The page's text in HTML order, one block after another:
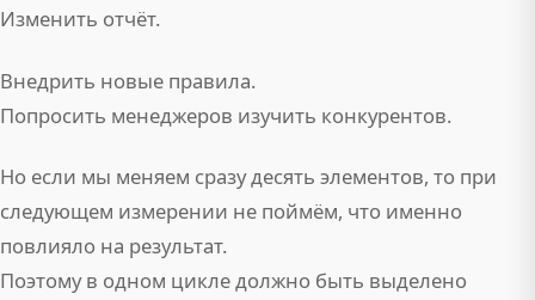
Изменить отчёт.
Внедрить новые правила.
Попросить менеджеров изучить конкурентов.
Но если мы меняем сразу десять элементов, то при
следующем измерении не поймём, что именно
повлияло на результат.
Поэтому в одном цикле должно быть выделено